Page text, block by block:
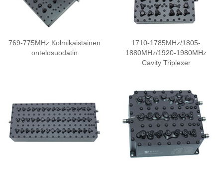
769-775MHz Kolmikaistainen
ontelosuodatin
1710-1785MHz/1805-
1880MHz/1920-1980MHz
Cavity Triplexer